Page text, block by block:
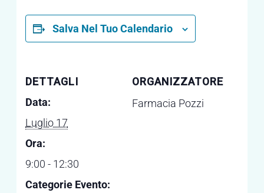
Salva Nel Tuo Calendario
DETTAGLI
Data:
Luglio 17
Ora:
9:00 - 12:30
Categorie Evento:
ORGANIZZATORE
Farmacia Pozzi